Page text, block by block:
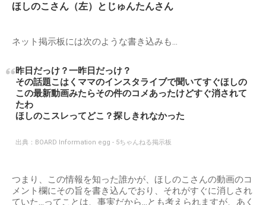
ほしのこさん（左）とじゅんたんさん
ネット掲示板には次のような書き込みも…
昨日だっけ？一昨日だっけ？
その話題こはくママのインスタライブで聞いてすぐほしの
この最新動画みたらその件のコメあったけどすぐ消されて
たわ
ほしのこスレってどこ？探しきれなかった
出典： BOARD Information egg - 5ちゃんねる掲示板
つまり、この情報を知った誰かが、ほしのこさんの動画のコ
メント欄にその旨を書き込んでおり、それがすぐに消しされ
ていた…ってことは、事実だから…とも考えられますが、あく